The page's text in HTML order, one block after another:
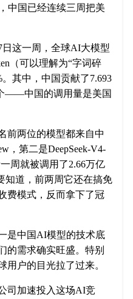
中国已经连续三周把美
这一周，全球AI大模型
（可以理解为“字词碎
其中，中国贡献了7.693
——中国的调用量是美国
前两位的模型都来自中
，第二是DeepSeek-V4-
周就被调用了2.66万亿
知道，前两周它还在搞免
费模式，反而拿下了冠
是中国AI模型的技术底
的需求确实旺盛。特别
用户的目光拉了过来。
司加速投入这场AI竞